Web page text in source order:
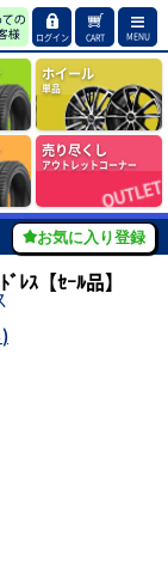
ログイン CART MENU
ホイール
単品
売り尽くし
アウトレットコーナー
お気に入り登録
ﾚｽ【ｾｰﾙ品】
)